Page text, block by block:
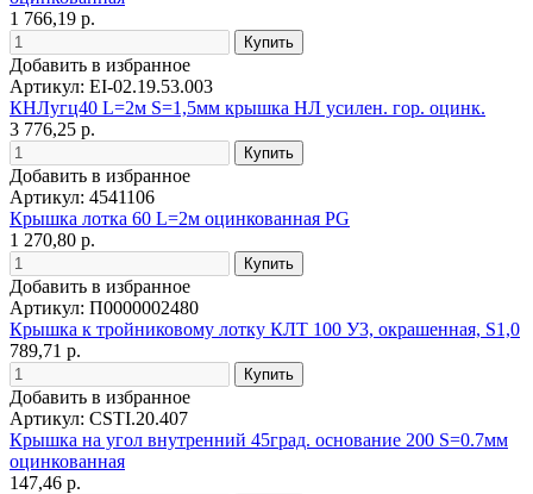
1 766,19 р.
Добавить в избранное
Артикул: EI-02.19.53.003
КНЛугц40 L=2м S=1,5мм крышка НЛ усилен. гор. оцинк.
3 776,25 р.
Добавить в избранное
Артикул: 4541106
Крышка лотка 60 L=2м оцинкованная PG
1 270,80 р.
Добавить в избранное
Артикул: П0000002480
Крышка к тройниковому лотку КЛТ 100 У3, окрашенная, S1,0
789,71 р.
Добавить в избранное
Артикул: CSTI.20.407
Крышка на угол внутренний 45град. основание 200 S=0.7мм
оцинкованная
147,46 р.